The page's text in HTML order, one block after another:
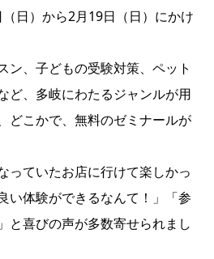
日）から2月19日（日）にかけ
ン、子どもの受験対策、ペット
ど、多岐にわたるジャンルが用
どこかで、無料のゼミナールが
っていたお店に行けて楽しかっ
い体験ができるなんて！」「参
と喜びの声が多数寄せられまし